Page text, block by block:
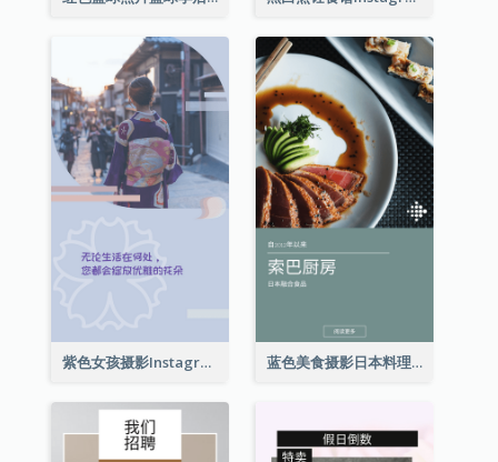
紫色女孩摄影Instagram限时动态 蓝色美食摄影日本料理Instagram限时动态